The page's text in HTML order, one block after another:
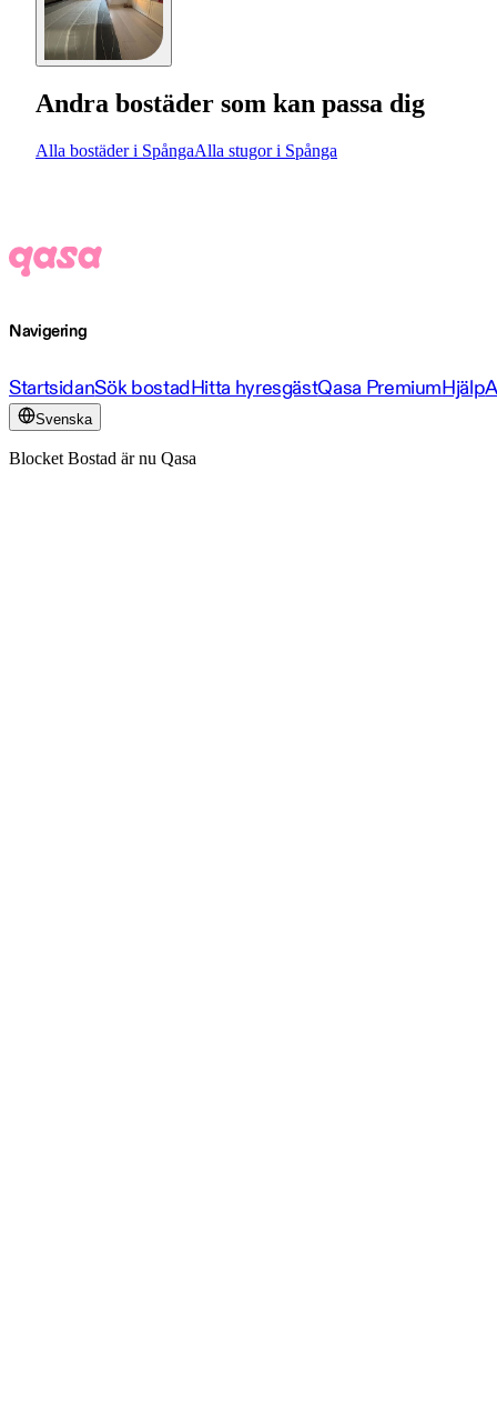
Andra bostäder som kan passa dig
Alla bostäder i SpångaAlla stugor i Spånga
Navigering
StartsidanSök bostadHitta hyresgästQasa PremiumHjälp
Svenska
Blocket Bostad är nu Qasa